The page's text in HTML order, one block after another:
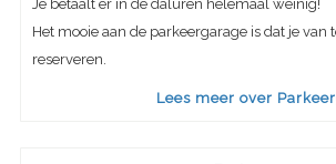
Je betaalt er in de daluren helemaal weinig!
Het mooie aan de parkeergarage is dat je van
reserveren.
Lees meer over